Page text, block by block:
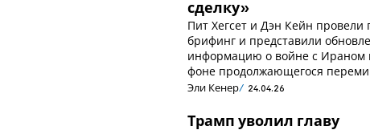
сделку»
Пит Хегсет и Дэн Кейн провели
брифинг и представили
информацию о войне с Ираном
фоне продолжающегося
Эли Кенер 24.04.26
Трамп уволил главу